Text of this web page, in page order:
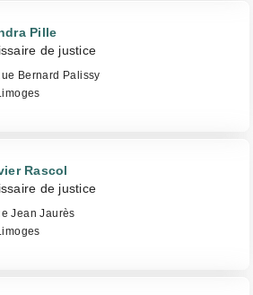
Pille
de justice
Bernard Palissy
Rascol
de justice
Jean Jaurès